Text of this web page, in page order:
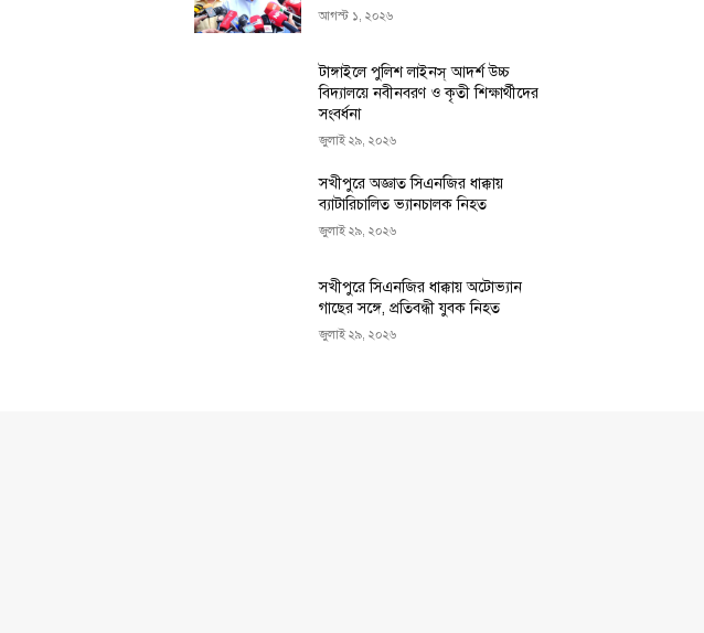
আগস্ট ১, ২০২৬
টাঙ্গাইলে পুলিশ লাইনস্ আদর্শ উচ্চ
বিদ্যালয়ে নবীনবরণ ও কৃতী শিক্ষার্থীদের
সংবর্ধনা
জুলাই ২৯, ২০২৬
সখীপুরে অজ্ঞাত সিএনজির ধাক্কায়
ব্যাটারিচালিত ভ্যানচালক নিহত
জুলাই ২৯, ২০২৬
সখীপুরে সিএনজির ধাক্কায় অটোভ্যান
গাছের সঙ্গে, প্রতিবন্ধী যুবক নিহত
জুলাই ২৯, ২০২৬